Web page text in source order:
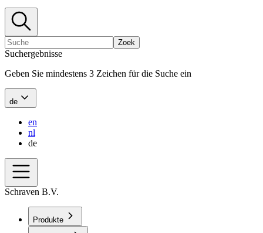
Zoek
Suchergebnisse
Geben Sie mindestens 3 Zeichen für die Suche ein
de
en
nl
de
Schraven B.V.
Produkte